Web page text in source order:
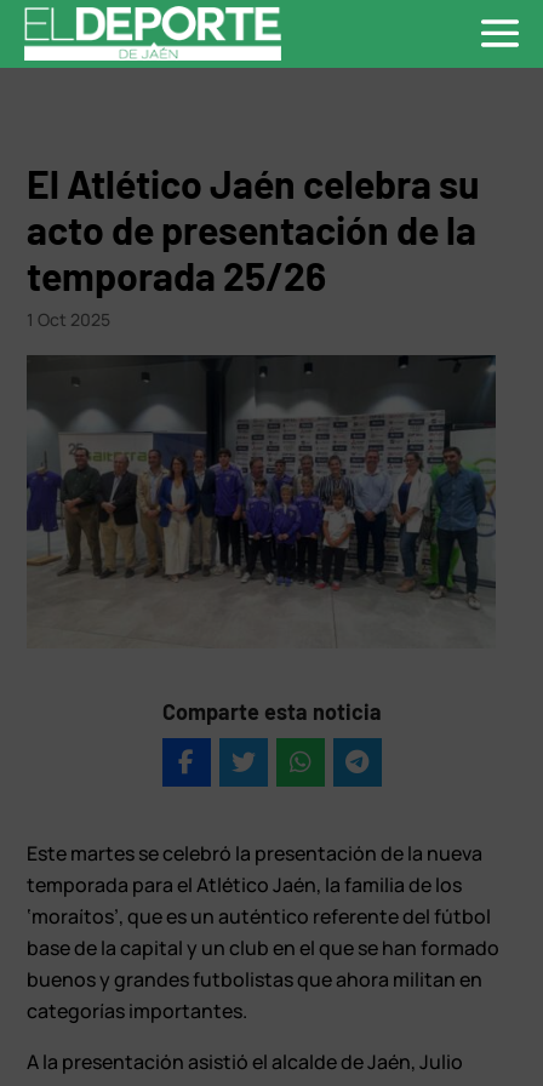
El Atlético Jaén celebra su
acto de presentación de la
temporada 25/26
1 Oct 2025
Comparte esta noticia
Este martes se celebró la presentación de la nueva
temporada para el Atlético Jaén, la familia de los
‘moraítos’, que es un auténtico referente del fútbol
base de la capital y un club en el que se han formado
buenos y grandes futbolistas que ahora militan en
categorías importantes.
A la presentación asistió el alcalde de Jaén, Julio